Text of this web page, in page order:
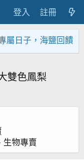
登入 註冊
屬日子，海鹽回饋活
雙色鳳梨
生物專賣